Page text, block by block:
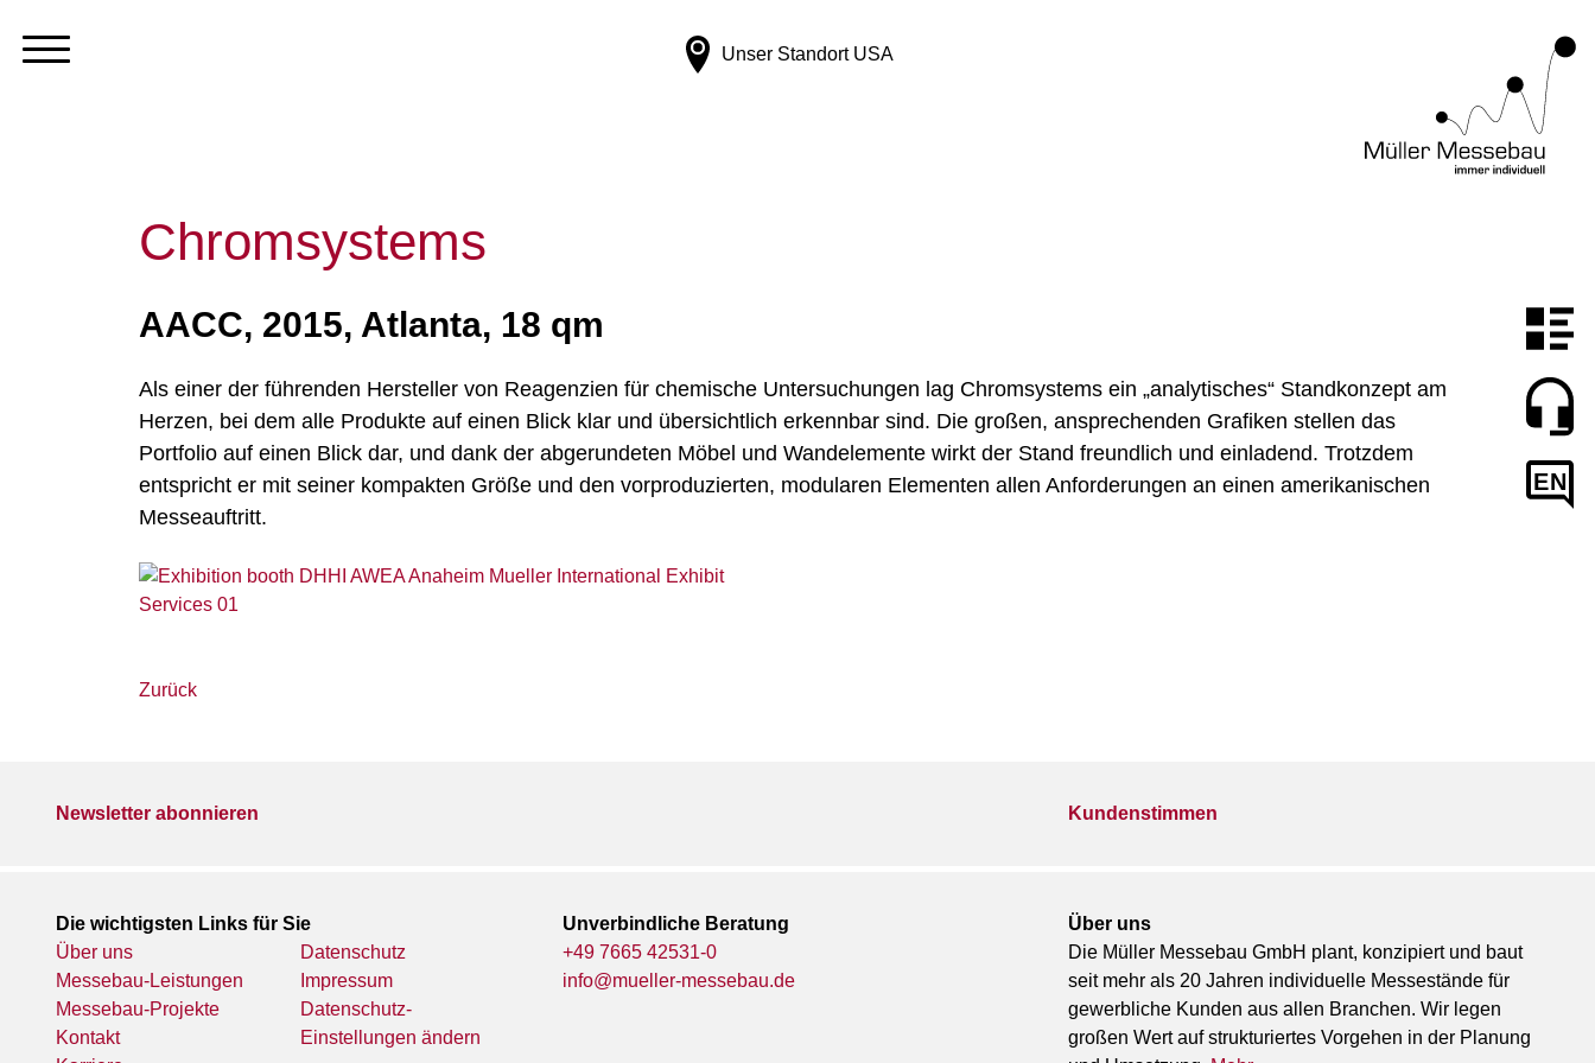
Unser Standort USA
EN
Chromsystems
AACC, 2015, Atlanta, 18 qm
Als einer der führenden Hersteller von Reagenzien für chemische Untersuchungen lag Chromsystems ein „analytisches“ Standkonzept am
Herzen, bei dem alle Produkte auf einen Blick klar und übersichtlich erkennbar sind. Die großen, ansprechenden Grafiken stellen das
Portfolio auf einen Blick dar, und dank der abgerundeten Möbel und Wandelemente wirkt der Stand freundlich und einladend. Trotzdem
entspricht er mit seiner kompakten Größe und den vorproduzierten, modularen Elementen allen Anforderungen an einen amerikanischen
Messeauftritt.
Zurück
Newsletter abonnieren Kundenstimmen
Die wichtigsten Links für Sie
Über uns
Messebau-Leistungen
Messebau-Projekte
Kontakt
Datenschutz
Impressum
Datenschutz-
Einstellungen ändern
Unverbindliche Beratung
+49 7665 42531-0
info@mueller-messebau.de
Über uns
Die Müller Messebau GmbH plant, konzipiert und baut
seit mehr als 20 Jahren individuelle Messestände für
gewerbliche Kunden aus allen Branchen. Wir legen
großen Wert auf strukturiertes Vorgehen in der Planung